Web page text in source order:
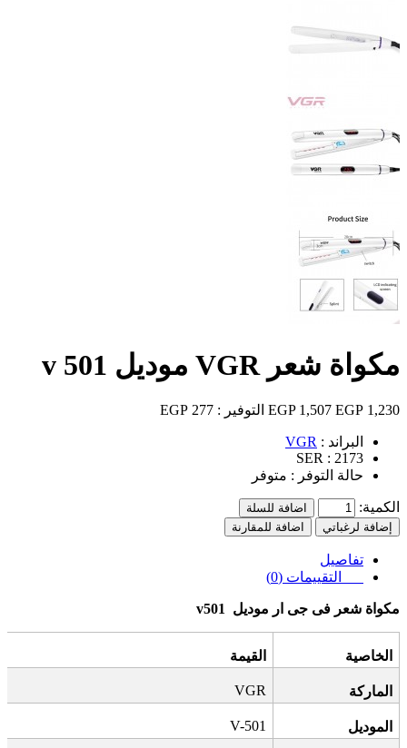
مكواة شعر VGR موديل v 501
1,230 EGP
1,507 EGP التوفير : 277 EGP
البراند : VGR
SER : 2173
حالة التوفر : متوفر
الكمية:
اضافة للسلة
إضافة لرغباتي
اضافة للمقارنة
تفاصيل
التقييمات (0)
مكواة شعر فى جى ار موديل v501
الخاصية القيمة
الماركة VGR
الموديل V-501